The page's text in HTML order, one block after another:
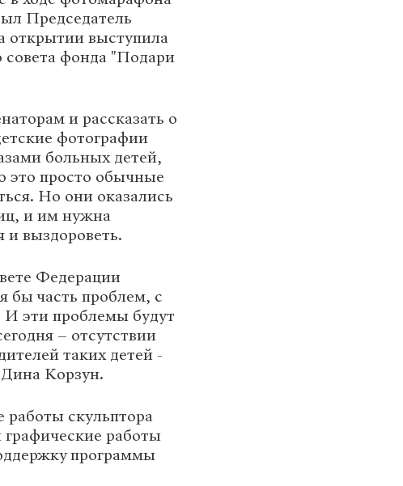
Председатель
открытии выступила
совета фонда "Подари
и рассказать о
фотографии
больных детей,
это просто обычные
Но они оказались
и им нужна
и выздороветь.
Федерации
бы часть проблем, с
эти проблемы будут
– отсутствии
таких детей -
Дина Корзун.
скульптора
работы
программы